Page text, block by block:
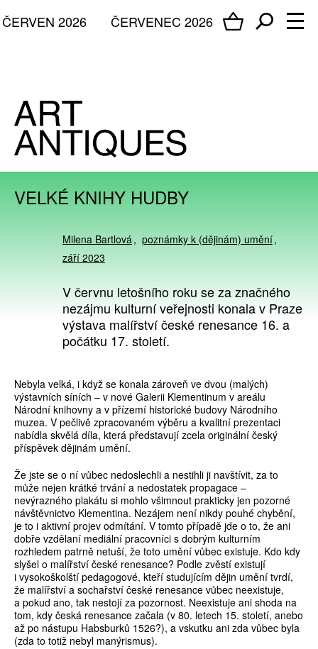
ČERVENEC 2026
ČERVEN 2026
VELKÉ KNIHY HUDBY
Milena Bartlová
poznámky k (dějinám) umění
září 2023
V červnu letošního roku se za značného
nezájmu kulturní veřejnosti konala v Praze
výstava malířství české renesance 16. a
počátku 17. století.
Nebyla velká, i když se konala zároveň ve dvou (malých)
výstavních síních – v nové Galerii Klementinum v areálu
Národní knihovny a v přízemí historické budovy Národního
muzea. V pečlivě zpracovaném výběru a kvalitní prezentaci
nabídla skvělá díla, která představují zcela originální český
příspěvek dějinám umění.
Že jste se o ní vůbec nedoslechli a nestihli ji navštívit, za to
může nejen krátké trvání a nedostatek propagace –
nevýrazného plakátu si mohlo všimnout prakticky jen pozorné
návštěvnictvo Klementina. Nezájem není nikdy pouhé chybění,
je to i aktivní projev odmítání. V tomto případě jde o to, že ani
dobře vzdělaní mediální pracovníci s dobrým kulturním
rozhledem patrně netuší, že toto umění vůbec existuje. Kdo kdy
slyšel o malířství české renesance? Podle zvěstí existují
i vysokoškolští pedagogové, kteří studujícím dějin umění tvrdí,
že malířství a sochařství české renesance vůbec neexistuje,
a pokud ano, tak nestojí za pozornost. Neexistuje ani shoda na
tom, kdy česká renesance začala (v 80. letech 15. století, anebo
až po nástupu Habsburků 1526?), a vskutku ani zda vůbec byla
(zda to totiž nebyl manýrismus).